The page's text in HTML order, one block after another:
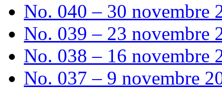
No. 040 – 30 novembre
No. 039 – 23 novembre
No. 038 – 16 novembre
No. 037 – 9 novembre